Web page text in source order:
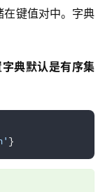
在键值对中。字典
典默认是有序集
}